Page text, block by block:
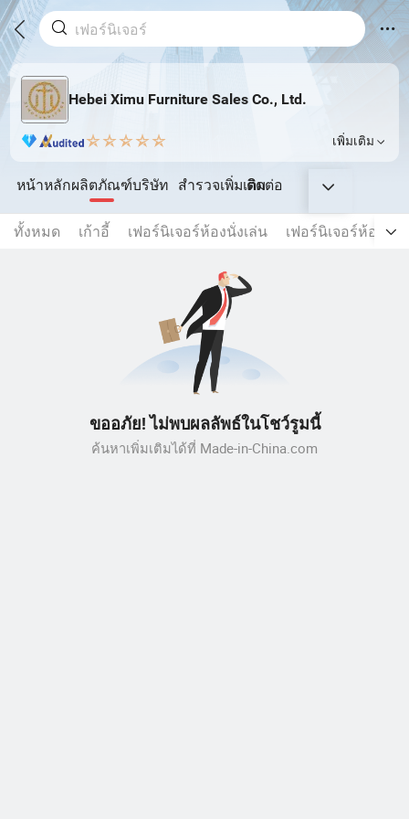
Hebei Ximu Furniture Sales Co., Ltd.
เพิ่มเติม
หน้าหลักผลิตภัณฑ์บริษัท สำรวจเพิ่มเติมติดต่อ
ทั้งหมด เก้าอี้ เฟอร์นิเจอร์ห้องนั่งเล่น เฟอร์นิเจอร์ห้องรั
ขออภัย! ไม่พบผลลัพธ์ในโชว์รูมนี้
ค้นหาเพิ่มเติมได้ที่ Made-in-China.com